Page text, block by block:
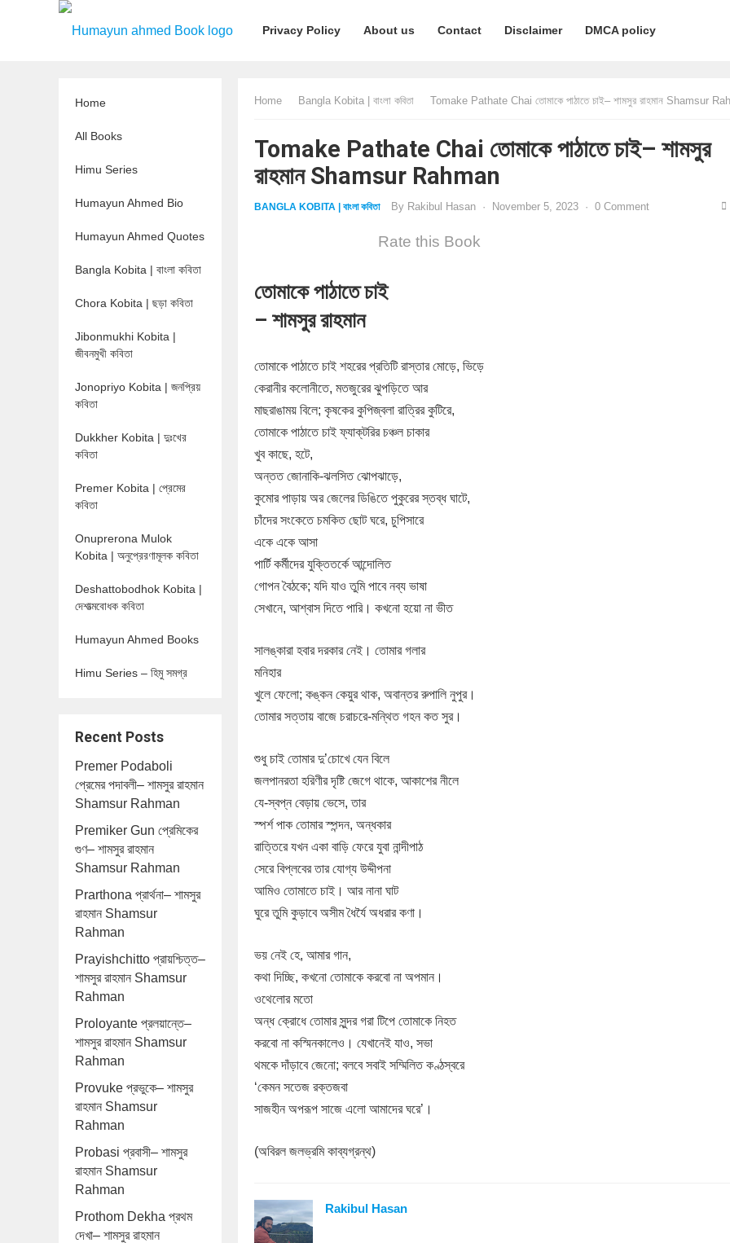
Privacy Policy About us Contact Disclaimer DMCA policy
Home
All Books
Himu Series
Humayun Ahmed Bio
Humayun Ahmed Quotes
Bangla Kobita | বাংলা কবিতা
Chora Kobita | ছড়া কবিতা
Jibonmukhi Kobita |
জীবনমুখী কবিতা
Jonopriyo Kobita | জনপ্রিয়
কবিতা
Dukkher Kobita | দুঃখের
কবিতা
Premer Kobita | প্রেমের
কবিতা
Onuprerona Mulok
Kobita | অনুপ্রেরণামূলক কবিতা
Deshattobodhok Kobita |
দেশাত্মবোধক কবিতা
Humayun Ahmed Books
Himu Series – হিমু সমগ্র
Recent Posts
Premer Podaboli
প্রেমের পদাবলী– শামসুর রাহমান
Shamsur Rahman
Premiker Gun প্রেমিকের
গুণ– শামসুর রাহমান
Shamsur Rahman
Prarthona প্রার্থনা– শামসুর
রাহমান Shamsur
Rahman
Prayishchitto প্রায়শ্চিত্ত–
শামসুর রাহমান Shamsur
Rahman
Proloyante প্রলয়ান্তে–
শামসুর রাহমান Shamsur
Rahman
Provuke প্রভুকে– শামসুর
রাহমান Shamsur
Rahman
Probasi প্রবাসী– শামসুর
রাহমান Shamsur
Rahman
Prothom Dekha প্রথম
দেখা– শামসুর রাহমান
Home Bangla Kobita | বাংলা কবিতা Tomake Pathate Chai তোমাকে পাঠাতে চাই– শামসুর রাহমান Shamsur
Tomake Pathate Chai তোমাকে পাঠাতে চাই– শামসুর
রাহমান Shamsur Rahman
BANGLA KOBITA | বাংলা কবিতা By Rakibul Hasan · November 5, 2023 · 0 Comment
Rate this Book
তোমাকে পাঠাতে চাই
– শামসুর রাহমান
তোমাকে পাঠাতে চাই শহরের প্রতিটি রাস্তার মোড়ে, ভিড়ে
কেরানীর কলোনীতে, মতজুরের ঝুপড়িতে আর
মাছরাঙাময় বিলে; কৃষকের কুপিজ্বলা রাত্রির কুটিরে,
তোমাকে পাঠাতে চাই ফ্যাক্‌টরির চঞ্চল চাকার
খুব কাছে, হটে,
অন্তত জোনাকি-ঝলসিত ঝোপঝাড়ে,
কুমোর পাড়ায় অর জেলের ডিঙিতে পুকুরের স্তব্ধ ঘাটে,
চাঁদের সংকেতে চমকিত ছোট ঘরে, চুপিসারে
একে একে আসা
পার্টি কর্মীদের যুক্তিতর্কে আন্দোলিত
গোপন বৈঠকে; যদি যাও তুমি পাবে নব্য ভাষা
সেখানে, আশ্বাস দিতে পারি। কখনো হয়ো না ভীত
সালঙ্কারা হবার দরকার নেই। তোমার গলার
মনিহার
খুলে ফেলো; কঙ্কন কেয়ুর থাক, অবান্তর রুপালি নুপুর।
তোমার সত্তায় বাজে চরাচরে-মন্থিত গহন কত সুর।
শুধু চাই তোমার দু’চোখে যেন বিলে
জলপানরতা হরিণীর দৃষ্টি জেগে থাকে, আকাশের নীলে
যে-স্বপ্ন বেড়ায় ভেসে, তার
স্পর্শ পাক তোমার স্পন্দন, অন্ধকার
রাত্তিরে যখন একা বাড়ি ফেরে যুবা নান্দীপাঠ
সেরে বিপ্লবের তার যোগ্য উদ্দীপনা
আমিও তোমাতে চাই। আর নানা ঘাট
ঘুরে তুমি কুড়াবে অসীম ধৈর্যৈ অধরার কণা।
ভয় নেই হে, আমার গান,
কথা দিচ্ছি, কখনো তোমাকে করবো না অপমান।
ওথেলোর মতো
অন্ধ ক্রোধে তোমার সুন্দর গরা টিপে তোমাকে নিহত
করবো না কস্মিনকালেও। যেখানেই যাও, সভা
থমকে দাঁড়াবে জেনো; বলবে সবাই সম্মিলিত কণ্ঠস্বরে
‘কেমন সতেজ রক্তজবা
সাজহীন অপরূপ সাজে এলো আমাদের ঘরে’।
(অবিরল জলভ্রমি কাব্যগ্রন্থ)
Rakibul Hasan